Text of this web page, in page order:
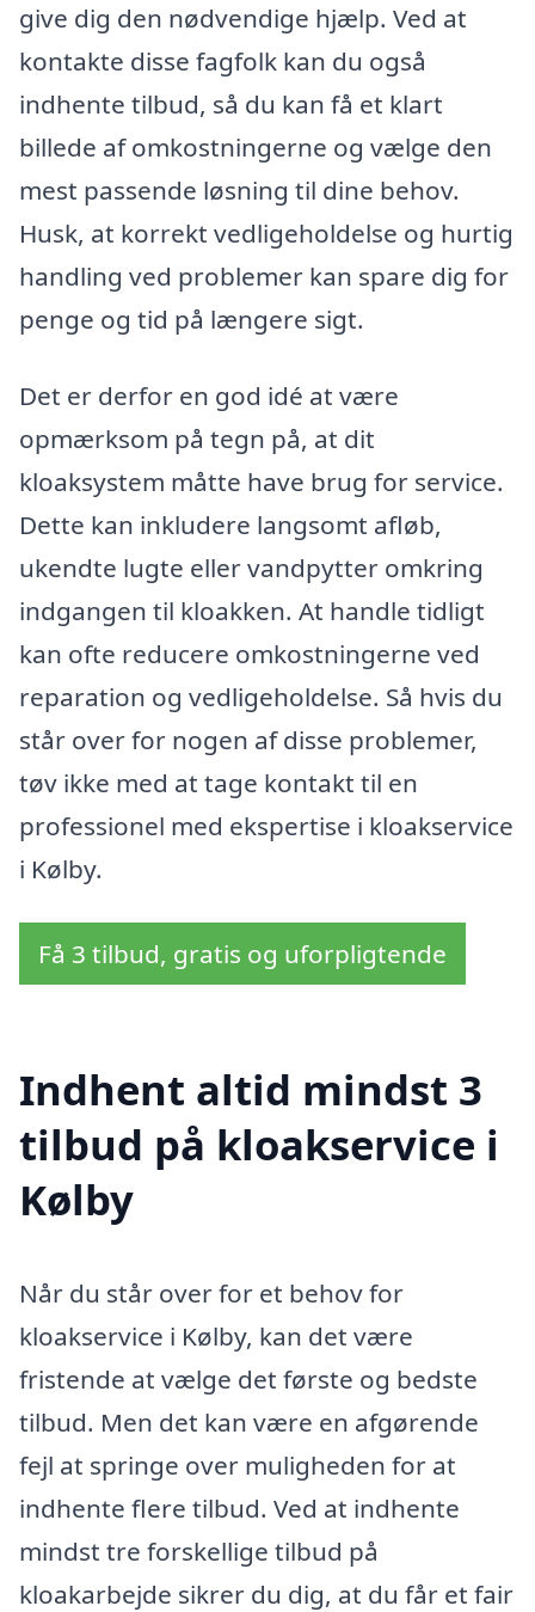
give dig den nødvendige hjælp. Ved at
kontakte disse fagfolk kan du også
indhente tilbud, så du kan få et klart
billede af omkostningerne og vælge den
mest passende løsning til dine behov.
Husk, at korrekt vedligeholdelse og hurtig
handling ved problemer kan spare dig for
penge og tid på længere sigt.
Det er derfor en god idé at være
opmærksom på tegn på, at dit
kloaksystem måtte have brug for service.
Dette kan inkludere langsomt afløb,
ukendte lugte eller vandpytter omkring
indgangen til kloakken. At handle tidligt
kan ofte reducere omkostningerne ved
reparation og vedligeholdelse. Så hvis du
står over for nogen af disse problemer,
tøv ikke med at tage kontakt til en
professionel med ekspertise i kloakservice
i Kølby.
Få 3 tilbud, gratis og uforpligtende
Indhent altid mindst 3
tilbud på kloakservice i
Kølby
Når du står over for et behov for
kloakservice i Kølby, kan det være
fristende at vælge det første og bedste
tilbud. Men det kan være en afgørende
fejl at springe over muligheden for at
indhente flere tilbud. Ved at indhente
mindst tre forskellige tilbud på
kloakarbejde sikrer du dig, at du får et fair